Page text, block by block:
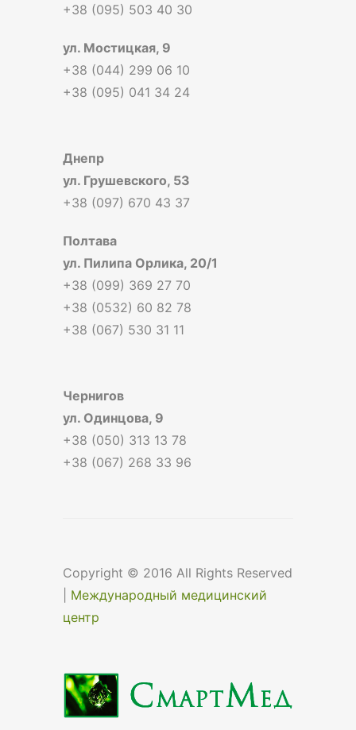
+38 (095) 503 40 30
ул. Мостицкая, 9
+38 (044) 299 06 10
+38 (095) 041 34 24
Днепр
ул. Грушевского, 53
+38 (097) 670 43 37
Полтава
ул. Пилипа Орлика, 20/1
+38 (099) 369 27 70
+38 (0532) 60 82 78
+38 (067) 530 31 11
Чернигов
ул. Одинцова, 9
+38 (050) 313 13 78
+38 (067) 268 33 96
Copyright © 2016 All Rights Reserved
Международный медицинский
центр